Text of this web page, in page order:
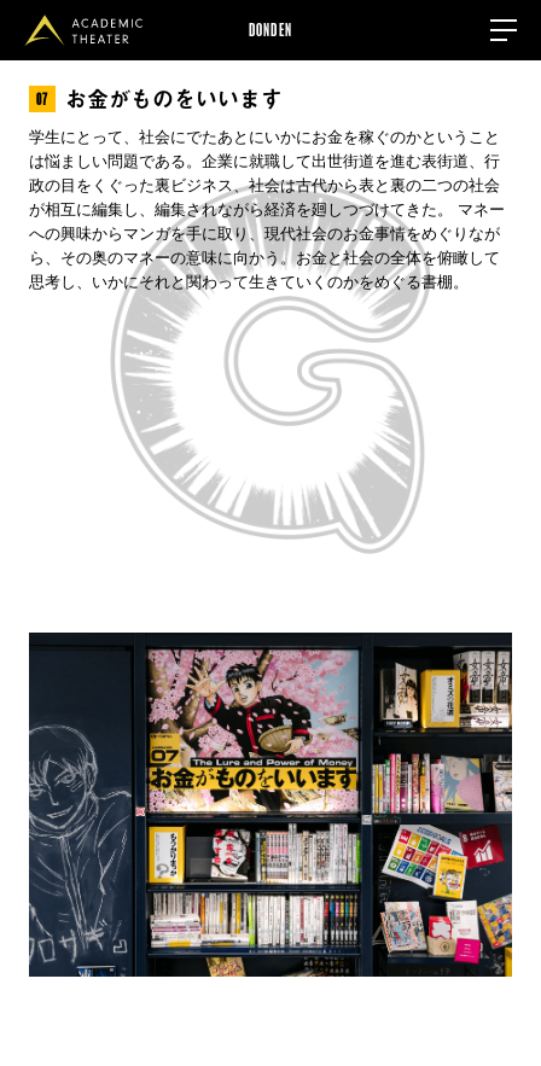
DONDEN
07 お金がものをいいます
学生にとって、社会にでたあとにいかにお金を稼ぐのかということ
は悩ましい問題である。企業に就職して出世街道を進む表街道、行
政の目をくぐった裏ビジネス、社会は古代から表と裏の二つの社会
が相互に編集し、編集されながら経済を廻しつづけてきた。 マネー
への興味からマンガを手に取り、現代社会のお金事情をめぐりなが
ら、その奥のマネーの意味に向かう。お金と社会の全体を俯瞰して
思考し、いかにそれと関わって生きていくのかをめぐる書棚。